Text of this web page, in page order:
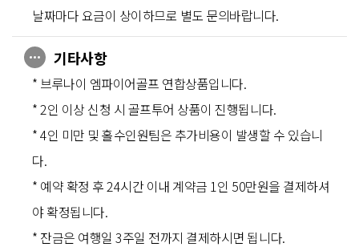
날짜마다 요금이 상이하므로 별도 문의바랍니다.
기타사항
* 브루나이 엠파이어골프 연합상품입니다.
* 2인 이상 신청 시 골프투어 상품이 진행됩니다.
* 4인 미만 및 홀수인원팀은 추가비용이 발생할 수 있습니
다.
* 예약 확정 후 24시간 이내 계약금 1인 50만원을 결제하셔
야 확정됩니다.
* 잔금은 여행일 3주일 전까지 결제하시면 됩니다.